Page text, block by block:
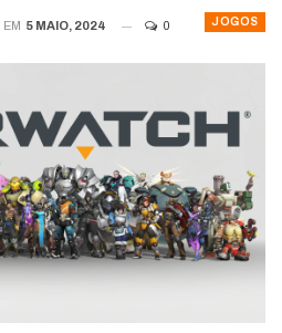
JOGOS
EM 5 MAIO, 2024 0